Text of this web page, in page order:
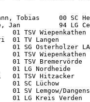
Tobias     00 SC
Jan          94
TSV
01 TV Langen
01 SG
TSV
01 TSV
01 LG
01 TSV
01 SC Lüchow
SV Lemgow/
01 LG Kreis